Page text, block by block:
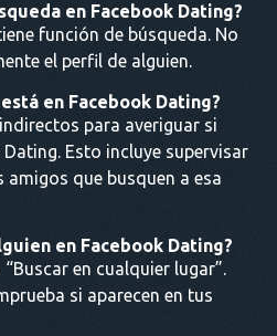
en Facebook Dating?
función de búsqueda. No
el perfil de alguien.
en Facebook Dating?
para averiguar si
Esto incluye supervisar
que busquen a esa
en Facebook Dating?
en cualquier lugar”.
si aparecen en tus